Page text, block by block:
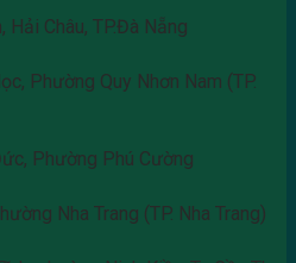
Hải Châu, TP.Đà Nẵng
Phường Quy Nhơn Nam (TP.
Phường Phú Cường
Nha Trang (TP. Nha Trang)